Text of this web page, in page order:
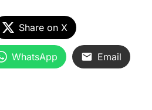
Share on X
WhatsApp Email